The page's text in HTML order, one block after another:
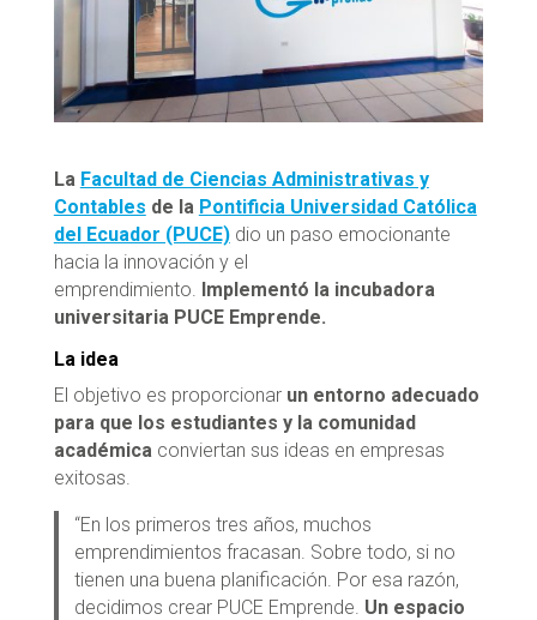
La Facultad de Ciencias Administrativas y
Contables de la Pontificia Universidad Católica
del Ecuador (PUCE)dio un paso emocionante
hacia la innovación y el
emprendimiento. Implementó la incubadora
universitaria PUCE Emprende.
La idea
El objetivo es proporcionar un entorno adecuado
para que los estudiantes y la comunidad
académicaconviertan sus ideas en empresas
exitosas.
“En los primeros tres años, muchos
emprendimientos fracasan. Sobre todo, si no
tienen una buena planificación. Por esa razón,
decidimos crear PUCE Emprende. Un espacio